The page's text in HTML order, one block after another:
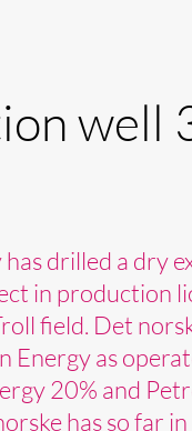
well
drilled a dry
in production
field. Det
Energy as
20% and
has so far